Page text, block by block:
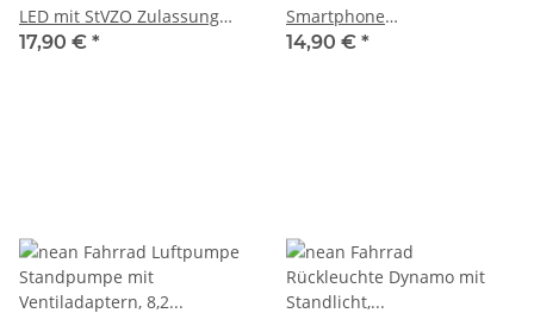
LED mit StVZO Zulassung
inkl. Batterien, 30 Lux
17,90 € *
Smartphone
Handyhalterung 360° Grad,
14,90 € *